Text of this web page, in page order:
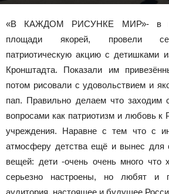
«В КАЖДОМ РИСУНКЕ МИР»- в
площади якорей, провели
патриотическую акцию с детишками
Кронштадта. Показали им
потом рисовали с удовольствием и
пап. Правильно делаем что заходим
вопросами как патриотизм и любовь
учреждения. Наравне с тем что с
атмосферу детства ещё и вынес для
вещей: дети -очень очень много что
серьезно настроены, но любят и
аудитория, настоящее и будущее